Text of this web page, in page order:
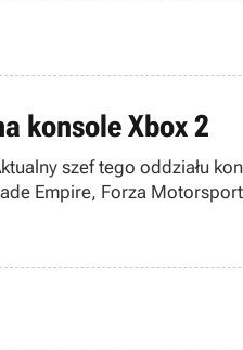
konsole Xbox 2
szef tego oddziału
Empire, Forza